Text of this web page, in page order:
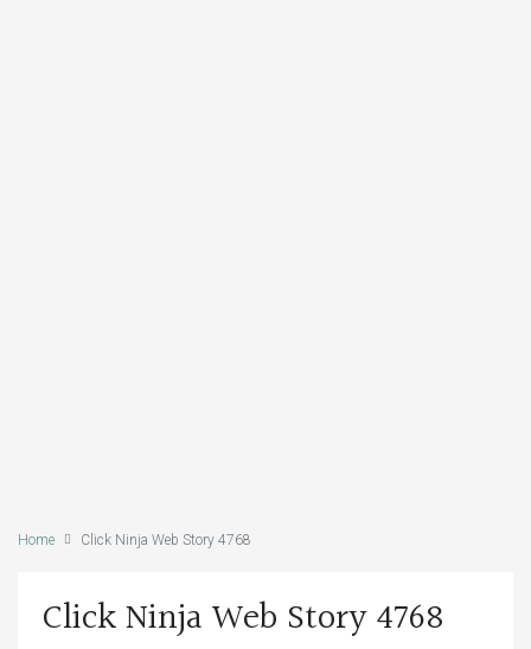
Home Click Ninja Web Story 4768
Click Ninja Web Story 4768